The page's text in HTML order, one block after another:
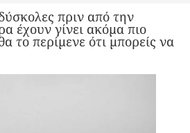
πριν από την
έχουν γίνει ακόμα πιο
το περίμενε ότι μπορείς να